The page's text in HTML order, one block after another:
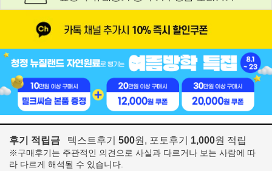
후기 적립금 텍스트후기 500원, 포토후기 1,000원 적립
※구매후기는 주관적인 의견으로 사실과 다르거나 보는 사람에 따
라 다르게 해석될 수 있습니다.